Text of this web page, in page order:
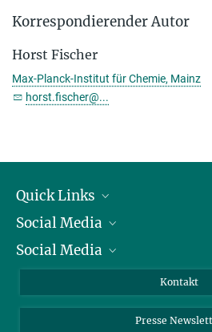
Korrespondierender Autor
Horst Fischer
Max-Planck-Institut für Chemie, Mainz
horst.fischer@...
Quick Links
Präsident
Zahlen und Fakten
Meldestelle Fehlverhalten
Social Media
Bluesky
Social Media
Kontakt
Presse